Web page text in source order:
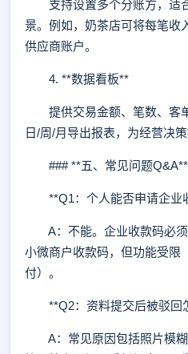
支持设置多个分账方，适
景。例如，奶茶店可将每笔收
供应商账户。
4. **数据看板**
提供交易金额、笔数、客
日/周/月导出报表，为经营决策
### **五、常见问题Q&A**
**Q1：个人能否申请企业
A：不能。企业收款码必须
小微商户收款码，但功能受限
付）。
**Q2：资料提交后被驳回
A：常见原因包括照片模糊